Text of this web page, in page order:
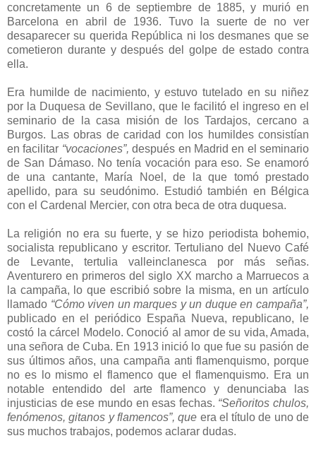
concretamente un 6 de septiembre de 1885, y murió en
Barcelona en abril de 1936. Tuvo la suerte de no ver
desaparecer su querida República ni los desmanes que se
cometieron durante y después del golpe de estado contra
ella.
Era humilde de nacimiento, y estuvo tutelado en su niñez
por la Duquesa de Sevillano, que le facilitó el ingreso en el
seminario de la casa misión de los Tardajos, cercano a
Burgos. Las obras de caridad con los humildes consistían
en facilitar “vocaciones”, después en Madrid en el seminario
de San Dámaso. No tenía vocación para eso. Se enamoró
de una cantante, María Noel, de la que tomó prestado
apellido, para su seudónimo. Estudió también en Bélgica
con el Cardenal Mercier, con otra beca de otra duquesa.
La religión no era su fuerte, y se hizo periodista bohemio,
socialista republicano y escritor. Tertuliano del Nuevo Café
de Levante, tertulia valleinclanesca por más señas.
Aventurero en primeros del siglo XX marcho a Marruecos a
la campaña, lo que escribió sobre la misma, en un artículo
llamado “Cómo viven un marques y un duque en campaña”,
publicado en el periódico España Nueva, republicano, le
costó la cárcel Modelo. Conoció al amor de su vida, Amada,
una señora de Cuba. En 1913 inició lo que fue su pasión de
sus últimos años, una campaña anti flamenquismo, porque
no es lo mismo el flamenco que el flamenquismo. Era un
notable entendido del arte flamenco y denunciaba las
injusticias de ese mundo en esas fechas. “Señoritos chulos,
fenómenos, gitanos y flamencos”, que era el título de uno de
sus muchos trabajos, podemos aclarar dudas.